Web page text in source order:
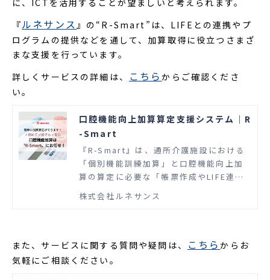
『ルネサンス 』の“R-Smart”は、LIFEとの連携やプ
ログラムの提供などを通して、加算取得に役立つさまざ
まな支援を行っています。
詳しくサービスの詳細は、
こちらからご確認くださ
い。
口腔機能向上加算算定支援システム｜R
-Smart
『R-Smart』は、通所介護施設における
「個別機能訓練加算」と口腔機能向上加
算の算定に必要な「帳票作成やLIFE連携
「評価及び運動プログラムの導入を支援
株式会社ルネサンス
また、サービスに関する質問や疑問は、 こちらからお
気軽にご相談ください。